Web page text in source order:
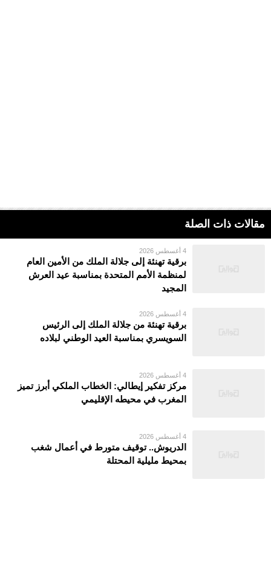
مقالات ذات الصلة
4 أغسطس 2026
برقية تهنئة إلى جلالة الملك من الأمين العام
لمنظمة الأمم المتحدة بمناسبة عيد العرش
المجيد
4 أغسطس 2026
برقية تهنئة من جلالة الملك إلى الرئيس
السويسري بمناسبة العيد الوطني لبلاده
4 أغسطس 2026
مركز تفكير إيطالي: الخطاب الملكي أبرز تميز
المغرب في محيطه الإقليمي
4 أغسطس 2026
الدريوش.. توقيف متورط في أعمال شغب
بمحيط مليلية المحتلة